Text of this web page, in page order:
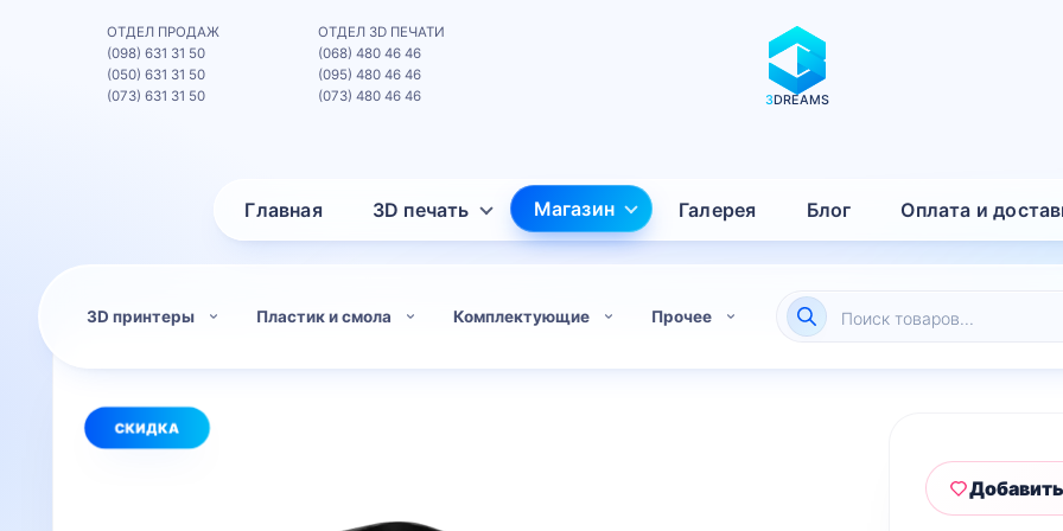
3DREAMS
Главная 3D печать Магазин Галерея Блог Оплата и
ОТДЕЛ ПРОДАЖ
(098) 631 31 50
(050) 631 31 50
(073) 631 31 50
ОТДЕЛ 3D ПЕЧАТИ
(068) 480 46 46
(095) 480 46 46
(073) 480 46 46
3D принтеры Пластик и смола Комплектующие Прочее Поиск